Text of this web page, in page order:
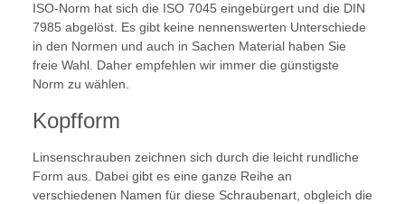
ISO-Norm hat sich die ISO 7045 eingebürgert und die DIN
7985 abgelöst. Es gibt keine nennenswerten Unterschiede
in den Normen und auch in Sachen Material haben Sie
freie Wahl. Daher empfehlen wir immer die günstigste
Norm zu wählen.
Kopfform
Linsenschrauben zeichnen sich durch die leicht rundliche
Form aus. Dabei gibt es eine ganze Reihe an
verschiedenen Namen für diese Schraubenart, obgleich die